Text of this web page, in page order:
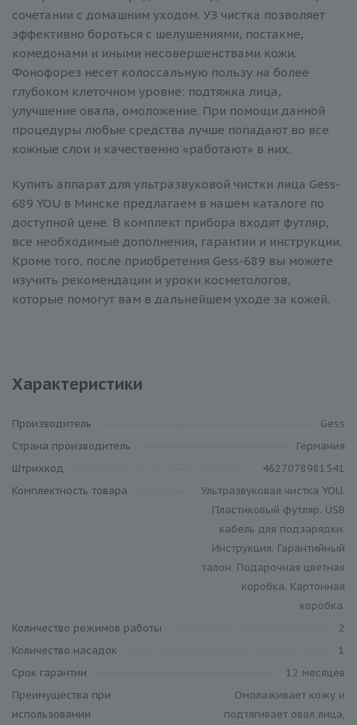
сочетании с домашним уходом. УЗ чистка позволяет
эффективно бороться с шелушениями, постакне,
комедонами и иными несовершенствами кожи.
Фонофорез несет колоссальную пользу на более
глубоком клеточном уровне: подтяжка лица,
улучшение овала, омоложение. При помощи данной
процедуры любые средства лучше попадают во все
кожные слои и качественно «работают» в них.
Купить аппарат для ультразвуковой чистки лица Gess-
689 YOU в Минске предлагаем в нашем каталоге по
доступной цене. В комплект прибора входят футляр,
все необходимые дополнения, гарантии и инструкции.
Кроме того, после приобретения Gess-689 вы можете
изучить рекомендации и уроки косметологов,
которые помогут вам в дальнейшем уходе за кожей.
Характеристики
Производитель
Gess
Cтрана производитель
Германия
Штрихкод
4627078981541
Комплектность товара
Ультразвуковая чистка YOU.
Пластиковый футляр. USB
кабель для подзарядки.
Инструкция. Гарантийный
талон. Подарочная цветная
коробка. Картонная
коробка.
Количество режимов работы
2
Количество насадок
1
Срок гарантии
12 месяцев
Преимущества при
использовании
Омолаживает кожу и
подтягивает овал лица,